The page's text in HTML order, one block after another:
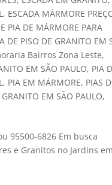
, ESCADA MÁRMORE
PIA DE MÁRMORE PARA
DE PISO DE GRANITO EM
Bairros Zona Leste,
EM SÃO PAULO, PIA
, PIA EM MÁRMORE, PIAS
GRANITO EM SÃO PAULO,
95500-6826 Em busca
e Granitos no Jardins em